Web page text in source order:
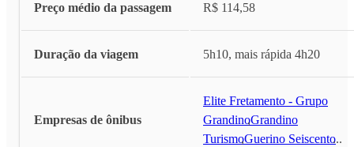
Preço médio da passagem R$ 114,58
Duração da viagem 5h10, mais rápida 4h20
Empresas de ônibus
Elite Fretamento - Grupo
Grandino,Grandino
Turismo,Guerino Seiscento...